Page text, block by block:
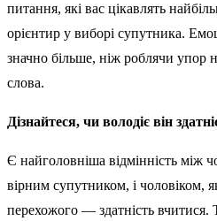
питання, які вас цікавлять
орієнтир у виборі супутника.
значно більше, ніж роблячи упор
слова.
Дізнайтеся, чи володіє він
Є найголовніша відмінність між
вірним супутником, і чоловіком,
перехожого — здатність вчитися.